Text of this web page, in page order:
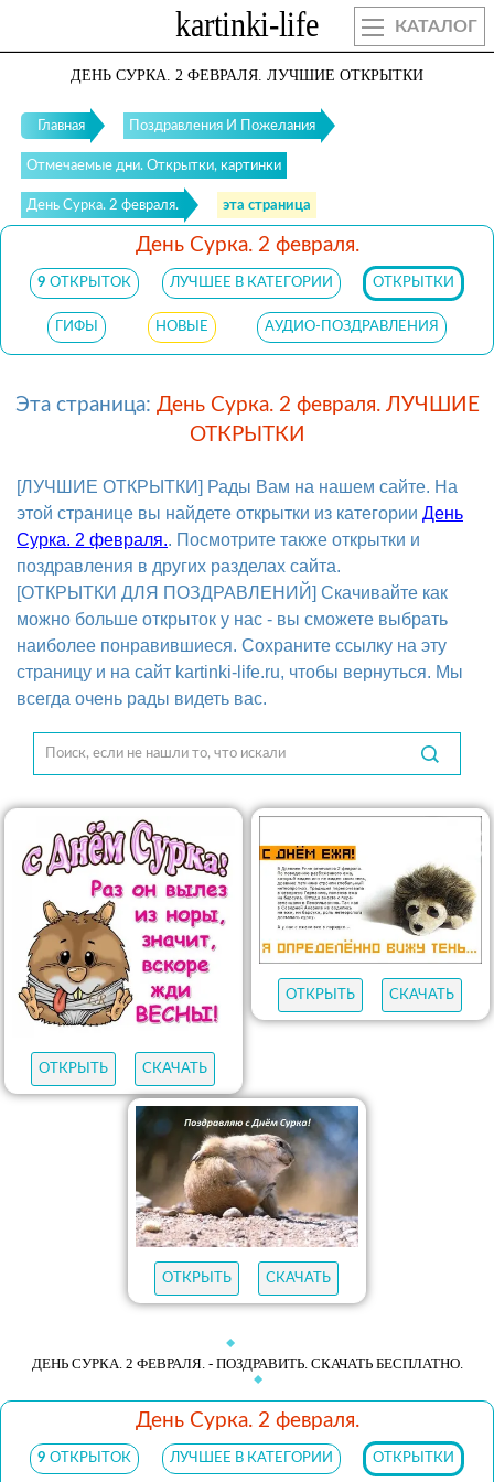
КАТАЛОГ
ДЕНЬ СУРКА. 2 ФЕВРАЛЯ. ЛУЧШИЕ ОТКРЫТКИ
Главная Поздравления И Пожелания
Отмечаемые дни. Открытки, картинки
День Сурка. 2 февраля. эта страница
День Сурка. 2 февраля.
9 ОТКРЫТОК ЛУЧШЕЕ В КАТЕГОРИИ ОТКРЫТКИ
ГИФЫ НОВЫЕ АУДИО-ПОЗДРАВЛЕНИЯ
Эта страница: День Сурка. 2 февраля. ЛУЧШИЕ
ОТКРЫТКИ
[ЛУЧШИЕ ОТКРЫТКИ] Рады Вам на нашем сайте. На
этой странице вы найдете открытки из категории День
Сурка. 2 февраля.. Посмотрите также открытки и
поздравления в других разделах сайта.
[ОТКРЫТКИ ДЛЯ ПОЗДРАВЛЕНИЙ] Скачивайте как
можно больше открыток у нас - вы сможете выбрать
наиболее понравившиеся. Сохраните ссылку на эту
страницу и на сайт kartinki-life.ru, чтобы вернуться. Мы
всегда очень рады видеть вас.
ОТКРЫТЬ СКАЧАТЬ
ОТКРЫТЬ СКАЧАТЬ
ОТКРЫТЬ СКАЧАТЬ
ДЕНЬ СУРКА. 2 ФЕВРАЛЯ. - ПОЗДРАВИТЬ. СКАЧАТЬ БЕСПЛАТНО.
День Сурка. 2 февраля.
9 ОТКРЫТОК ЛУЧШЕЕ В КАТЕГОРИИ ОТКРЫТКИ